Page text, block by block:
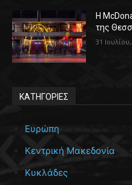
Η
της
31
ΚΑΤΗΓΟΡΙΕΣ
Ευρώπη
Κεντρική Μακεδονία
Κυκλάδες